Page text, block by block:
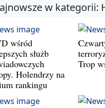
w kategorii:
wśród
służb
Holendrzy na
rankingu
Trop